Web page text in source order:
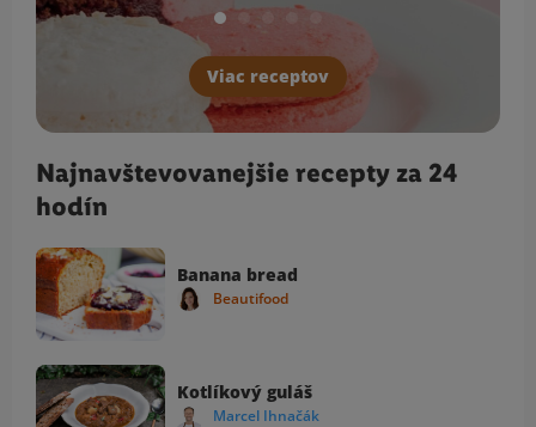
Viac receptov
Najnavštevovanejšie recepty za 24
hodín
Banana bread
Beautifood
Kotlíkový guláš
Marcel Ihnačák